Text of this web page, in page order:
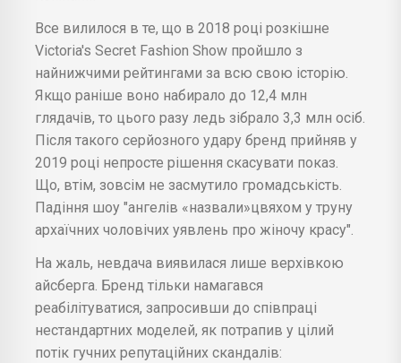
Все вилилося в те, що в 2018 році розкішне
Victoria's Secret Fashion Show пройшло з
найнижчими рейтингами за всю свою історію.
Якщо раніше воно набирало до 12,4 млн
глядачів, то цього разу ледь зібрало 3,3 млн осіб.
Після такого серйозного удару бренд прийняв у
2019 році непросте рішення скасувати показ.
Що, втім, зовсім не засмутило громадськість.
Падіння шоу "ангелів «назвали»цвяхом у труну
архаїчних чоловічих уявлень про жіночу красу".
На жаль, невдача виявилася лише верхівкою
айсберга. Бренд тільки намагався
реабілітуватися, запросивши до співпраці
нестандартних моделей, як потрапив у цілий
потік гучних репутаційних скандалів: